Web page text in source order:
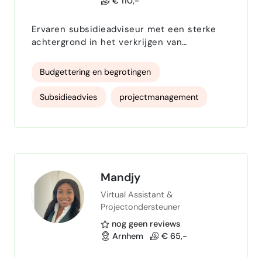
Ervaren subsidieadviseur met een sterke
achtergrond in het verkrijgen van
organisaties en het managen van
internationale projecten.
Budgettering en begrotingen
Subsidieadvies projectmanagement
Strategisch advies
internationale projecten
Financieringsstrategieën communicatief
Mandjy
Virtual Assistant &
Projectondersteuner
nog geen reviews
Arnhem
€ 65,-